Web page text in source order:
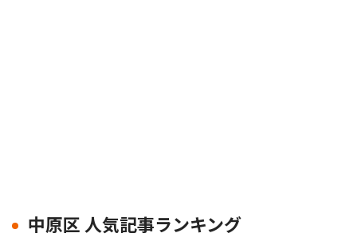
中原区 人気記事ランキング